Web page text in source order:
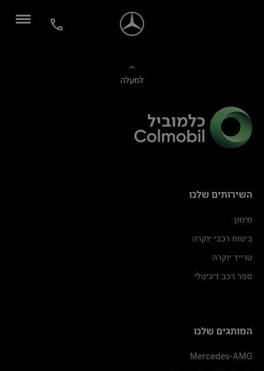
למעלה
השירותים שלנו
מימון
ביטוח רכבי יוקרה
טרייד יוקרה
ספר רכב דיגיטלי
המותגים שלנו
Mercedes-AMG